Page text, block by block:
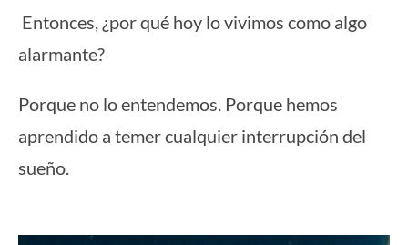
Entonces, ¿por qué hoy lo vivimos como algo
alarmante?
Porque no lo entendemos. Porque hemos
aprendido a temer cualquier interrupción del
sueño.